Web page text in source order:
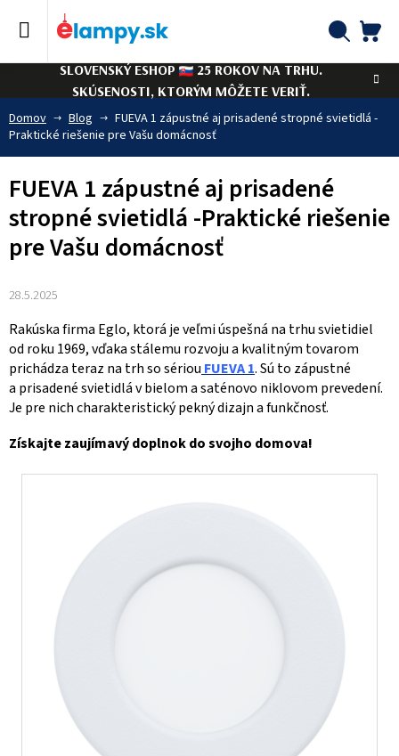
SLOVENSKÝ ESHOP
25 ROKOV NA TRHU.
SKÚSENOSTI, KTORÝM MÔŽETE VERIŤ.
Domov Blog
FUEVA 1 zápustné aj prisadené stropné svietidlá -
Praktické riešenie pre Vašu domácnosť
FUEVA 1 zápustné aj prisadené
stropné svietidlá -Praktické riešenie
pre Vašu domácnosť
28.5.2025
Rakúska firma Eglo, ktorá je veľmi úspešná na trhu svietidiel
od roku 1969, vďaka stálemu rozvoju a kvalitným tovarom
prichádza teraz na trh so sériou FUEVA 1. Sú to zápustné
a prisadené svietidlá v bielom a saténovo niklovom prevedení.
Je pre nich charakteristický pekný dizajn a funkčnosť.
Získajte zaujímavý doplnok do svojho domova!